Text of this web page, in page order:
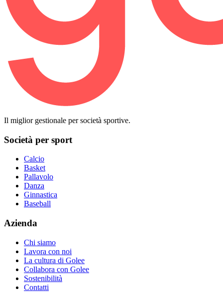
Il miglior gestionale per società sportive.
Società per sport
Calcio
Basket
Pallavolo
Danza
Ginnastica
Baseball
Azienda
Chi siamo
Lavora con noi
La cultura di Golee
Collabora con Golee
Sostenibilità
Contatti